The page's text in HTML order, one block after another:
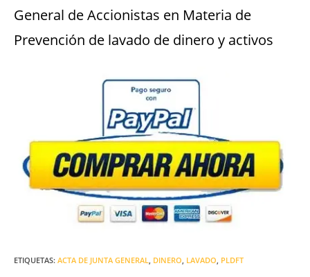
General de Accionistas en Materia de
Prevención de lavado de dinero y activos
ETIQUETAS: ACTA DE JUNTA GENERAL, DINERO, LAVADO, PLDFT